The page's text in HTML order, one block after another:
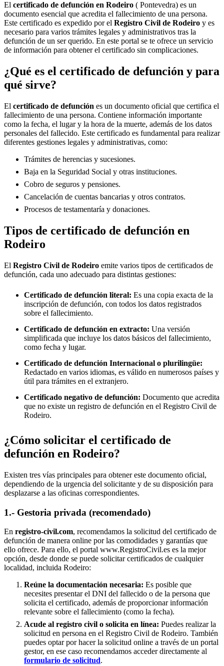
El certificado de defunción en Rodeiro ( Pontevedra) es un
documento esencial que acredita el fallecimiento de una persona.
Este certificado es expedido por el Registro Civil de Rodeiro y es
necesario para varios trámites legales y administrativos tras la
defunción de un ser querido. En este portal se te ofrece un servicio
de información para obtener el certificado sin complicaciones.
¿Qué es el certificado de defunción y para
qué sirve?
El certificado de defunción es un documento oficial que certifica el
fallecimiento de una persona. Contiene información importante
como la fecha, el lugar y la hora de la muerte, además de los datos
personales del fallecido. Este certificado es fundamental para realizar
diferentes gestiones legales y administrativas, como:
Trámites de herencias y sucesiones.
Baja en la Seguridad Social y otras instituciones.
Cobro de seguros y pensiones.
Cancelación de cuentas bancarias y otros contratos.
Procesos de testamentaría y donaciones.
Tipos de certificado de defunción en
Rodeiro
El Registro Civil de Rodeiro emite varios tipos de certificados de
defunción, cada uno adecuado para distintas gestiones:
Certificado de defunción literal: Es una copia exacta de la
inscripción de defunción, con todos los datos registrados
sobre el fallecimiento.
Certificado de defunción en extracto: Una versión
simplificada que incluye los datos básicos del fallecimiento,
como fecha y lugar.
Certificado de defunción Internacional o plurilingüe:
Redactado en varios idiomas, es válido en numerosos países y
útil para trámites en el extranjero.
Certificado negativo de defunción: Documento que acredita
que no existe un registro de defunción en el Registro Civil de
Rodeiro.
¿Cómo solicitar el certificado de
defunción en Rodeiro?
Existen tres vías principales para obtener este documento oficial,
dependiendo de la urgencia del solicitante y de su disposición para
desplazarse a las oficinas correspondientes.
1.- Gestoria privada (recomendado)
En registro-civil.com, recomendamos la solicitud del certificado de
defunción de manera online por las comodidades y garantías que
ello ofrece. Para ello, el portal www.RegistroCivil.es es la mejor
opción, desde donde se puede solicitar certificados de cualquier
localidad, incluida Rodeiro:
Reúne la documentación necesaria: Es posible que
necesites presentar el DNI del fallecido o de la persona que
solicita el certificado, además de proporcionar información
relevante sobre el fallecimiento (como la fecha).
Acude al registro civil o solicita en línea: Puedes realizar la
solicitud en persona en el Registro Civil de Rodeiro. También
puedes optar por hacer la solicitud online a través de un portal
gestor, en ese caso recomendamos acceder directamente al
formulario de solicitud.